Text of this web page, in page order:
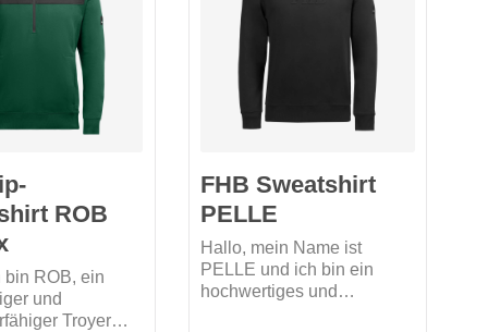
ROB
bin ROB, ein
und
Troyer
FHB Sweatshirt
PELLE
Hallo, mein Name ist
PELLE und ich bin ein
hochwertiges und